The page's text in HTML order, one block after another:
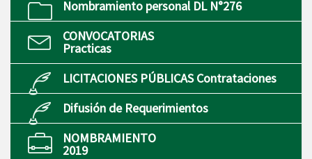
Nombramiento personal DL N°276
CONVOCATORIAS
Practicas
LICITACIONES PÚBLICAS Contrataciones
Difusión de Requerimientos
NOMBRAMIENTO
2019